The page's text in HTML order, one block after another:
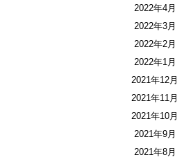
2022年4月
2022年3月
2022年2月
2022年1月
2021年12月
2021年11月
2021年10月
2021年9月
2021年8月